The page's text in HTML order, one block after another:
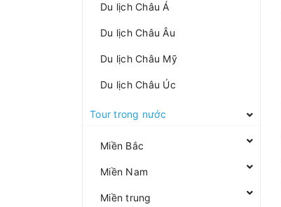
Du lịch Châu Á
Du lịch Châu Âu
Du lịch Châu Mỹ
Du lịch Châu Úc
Tour trong nước
Miền Bắc
Miền Nam
Miền trung